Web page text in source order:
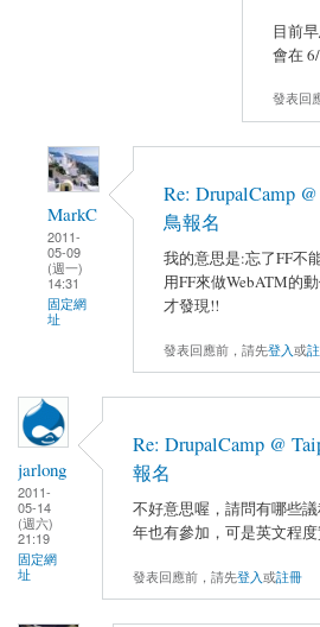
目前
會在 6/
發表回
MarkC
2011-
05-09
(週一)
14:31
固定網
址
Re: DrupalCamp
鳥報名
我的意思是:忘了FF不
用FF來做WebATM的
才發現!!
發表回應前，請先登入或
jarlong
2011-
05-14
(週六)
21:19
固定網
址
Re: DrupalCamp @
報名
不好意思喔，請問有哪些
年也有參加，可是英文程
發表回應前，請先登入或註冊